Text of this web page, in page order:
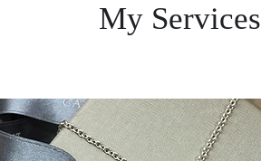
My Services